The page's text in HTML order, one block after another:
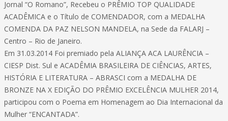
Jornal “O Romano”, Recebeu o PRÊMIO TOP QUALIDADE
ACADÊMICA e o Título de COMENDADOR, com a MEDALHA
COMENDA DA PAZ NELSON MANDELA, na Sede da FALARJ –
Centro – Rio de Janeiro.
Em 31.03.2014 Foi premiado pela ALIANÇA ACA LAURÊNCIA –
CIESP Dist. Sul e ACADÊMIA BRASILEIRA DE CIÊNCIAS, ARTES,
HISTÓRIA E LITERATURA – ABRASCI com a MEDALHA DE
BRONZE NA X EDIÇÃO DO PRÊMIO EXCELÊNCIA MULHER 2014,
participou com o Poema em Homenagem ao Dia Internacional da
Mulher “ENCANTADA”.